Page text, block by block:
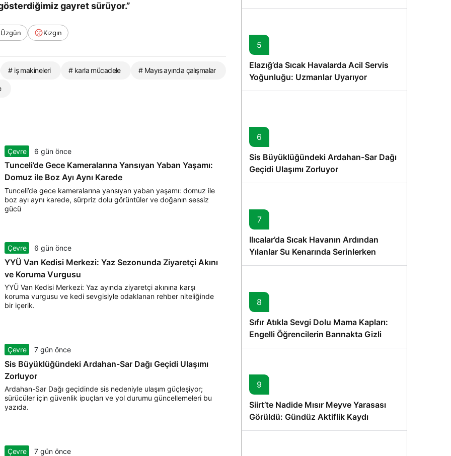
gayret sürüyor.”
Üzgün Kızgın
# iş makineleri # karla mücadele # Mayıs ayında çalışmalar
Çevre 6 gün önce
Tunceli’de Gece Kameralarına Yansıyan Yaban Yaşamı:
Domuz ile Boz Ayı Aynı Karede
Tunceli’de gece kameralarına yansıyan yaban yaşamı: domuz ile
boz ayı aynı karede, sürpriz dolu görüntüler ve doğanın sessiz
gücü
Çevre 6 gün önce
YYÜ Van Kedisi Merkezi: Yaz Sezonunda Ziyaretçi Akını
ve Koruma Vurgusu
YYÜ Van Kedisi Merkezi: Yaz ayında ziyaretçi akınına karşı
koruma vurgusu ve kedi sevgisiyle odaklanan rehber niteliğinde
bir içerik.
Çevre 7 gün önce
Sis Büyüklüğündeki Ardahan-Sar Dağı Geçidi Ulaşımı
Zorluyor
Ardahan-Sar Dağı geçidinde sis nedeniyle ulaşım güçleşiyor;
sürücüler için güvenlik ipuçları ve yol durumu güncellemeleri bu
yazıda.
Çevre 7 gün önce
5
Elazığ’da Sıcak Havalarda Acil Servis
Yoğunluğu: Uzmanlar Uyarıyor
6
Sis Büyüklüğündeki Ardahan-Sar Dağı
Geçidi Ulaşımı Zorluyor
7
Ilıcalar’da Sıcak Havanın Ardından
Yılanlar Su Kenarında Serinlerken
Görüntülendi
8
Sıfır Atıkla Sevgi Dolu Mama Kapları:
Engelli Öğrencilerin Barınakta Gizli
Dostları İçin Gönüllü Proje
9
Siirt’te Nadide Mısır Meyve Yarasası
Görüldü: Gündüz Aktiflik Kaydı